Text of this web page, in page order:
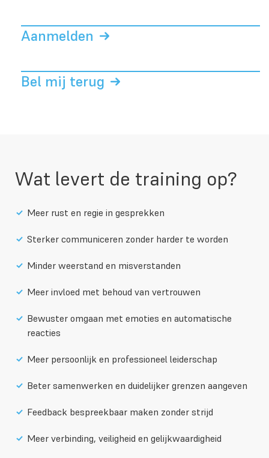
Aanmelden
Bel mij terug
Wat levert de training op?
Meer rust en regie in gesprekken
Sterker communiceren zonder harder te worden
Minder weerstand en misverstanden
Meer invloed met behoud van vertrouwen
Bewuster omgaan met emoties en automatische
reacties
Meer persoonlijk en professioneel leiderschap
Beter samenwerken en duidelijker grenzen aangeven
Feedback bespreekbaar maken zonder strijd
Meer verbinding, veiligheid en gelijkwaardigheid